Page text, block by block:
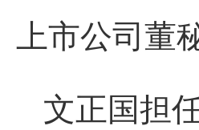
上市公司董
文正国担